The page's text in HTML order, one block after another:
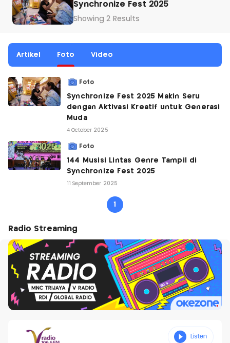
Synchronize Fest 2025
Showing 2 Results
Artikel Foto Video
Foto
Synchronize Fest 2025 Makin Seru
dengan Aktivasi Kreatif untuk Generasi
Muda
4 October 2025
Foto
144 Musisi Lintas Genre Tampil di
Synchronize Fest 2025
11 September 2025
1
Radio Streaming